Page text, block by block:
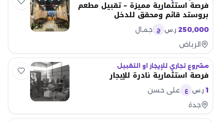
فرصة استثمارية مميزة – تقبيل مطعم
بروستد قائم ومحقق للدخل
250,000 ر.س ج
جمال
الرياض
مشروع تجاري للإيجار او التقبيل
فرصة استثمارية نادرة للإيجار
1 ر.س ع
علي حسن
جدة